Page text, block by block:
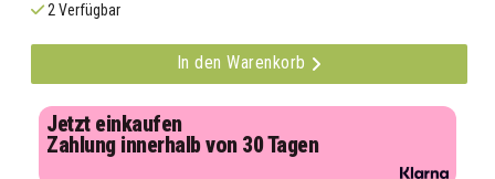
2 Verfügbar
In den Warenkorb
Jetzt einkaufen
Zahlung innerhalb von 30 Tagen